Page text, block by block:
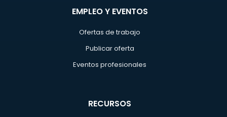
EMPLEO Y EVENTOS
Ofertas de trabajo
Publicar oferta
Eventos profesionales
RECURSOS